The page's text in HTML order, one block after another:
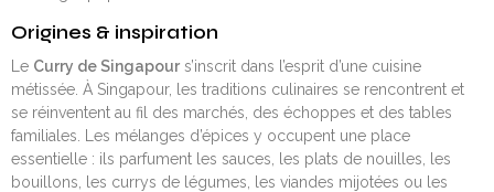
Origines & inspiration
Le Curry de Singapour s’inscrit dans l’esprit d’une cuisine
métissée. À Singapour, les traditions culinaires se rencontrent et
se réinventent au fil des marchés, des échoppes et des tables
familiales. Les mélanges d’épices y occupent une place
essentielle : ils parfument les sauces, les plats de nouilles, les
bouillons, les currys de légumes, les viandes mijotées ou les